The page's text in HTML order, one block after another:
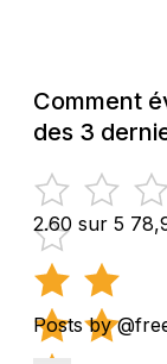
Comment
des 3
2.60 sur 5
Posts by